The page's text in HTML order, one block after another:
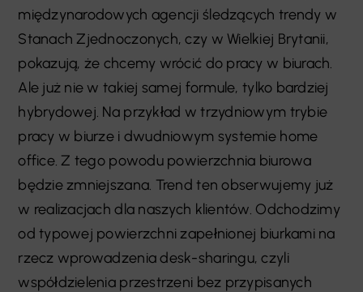
międzynarodowych agencji śledzących trendy w
Stanach Zjednoczonych, czy w Wielkiej Brytanii,
pokazują, że chcemy wrócić do pracy w biurach.
Ale już nie w takiej samej formule, tylko bardziej
hybrydowej. Na przykład w trzydniowym trybie
pracy w biurze i dwudniowym systemie home
office. Z tego powodu powierzchnia biurowa
będzie zmniejszana. Trend ten obserwujemy już
w realizacjach dla naszych klientów. Odchodzimy
od typowej powierzchni zapełnionej biurkami na
rzecz wprowadzenia desk-sharingu, czyli
współdzielenia przestrzeni bez przypisanych